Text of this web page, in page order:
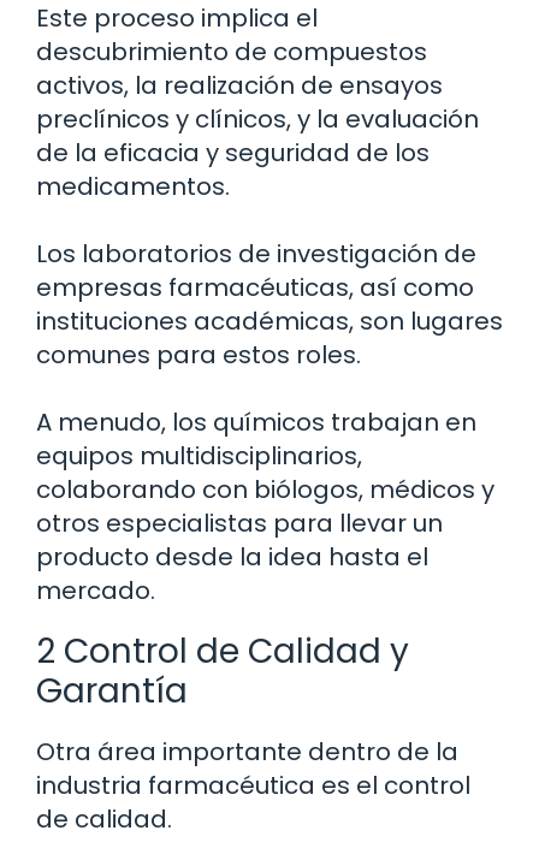
Este proceso implica el
descubrimiento de compuestos
activos, la realización de ensayos
preclínicos y clínicos, y la evaluación
de la eficacia y seguridad de los
medicamentos.
Los laboratorios de investigación de
empresas farmacéuticas, así como
instituciones académicas, son lugares
comunes para estos roles.
A menudo, los químicos trabajan en
equipos multidisciplinarios,
colaborando con biólogos, médicos y
otros especialistas para llevar un
producto desde la idea hasta el
mercado.
2 Control de Calidad y
Garantía
Otra área importante dentro de la
industria farmacéutica es el control
de calidad.